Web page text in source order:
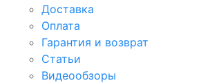
Доставка
Оплата
Гарантия и возврат
Статьи
Видеообзоры